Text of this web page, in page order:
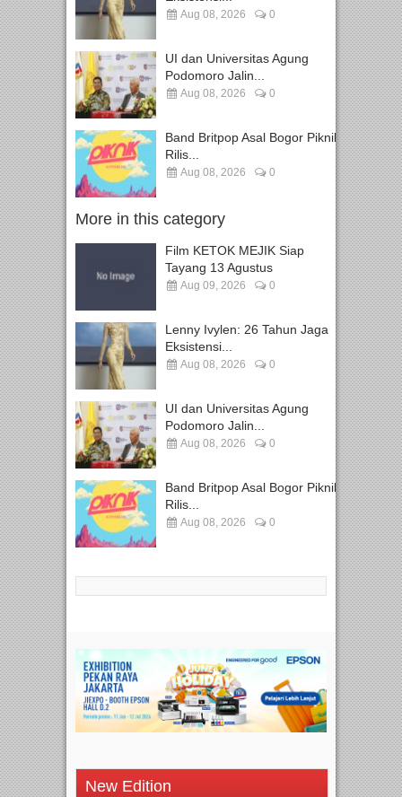
Aug 08, 2026 0
UI dan Universitas Agung
Podomoro Jalin...
Aug 08, 2026 0
Band Britpop Asal Bogor Piknik
Rilis...
Aug 08, 2026 0
More in this category
Film KETOK MEJIK Siap
Tayang 13 Agustus
Aug 09, 2026 0
Lenny Ivylen: 26 Tahun Jaga
Eksistensi...
Aug 08, 2026 0
UI dan Universitas Agung
Podomoro Jalin...
Aug 08, 2026 0
Band Britpop Asal Bogor Piknik
Rilis...
Aug 08, 2026 0
New Edition